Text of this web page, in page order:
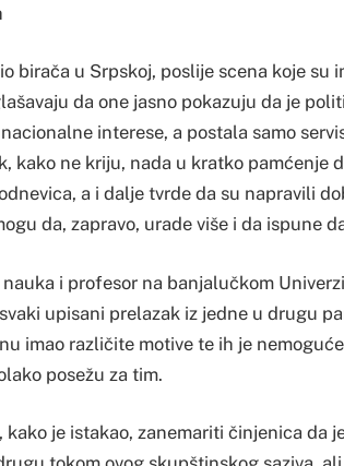
birača u Srpskoj, poslije scena koje su
da one jasno pokazuju da je
interese, a postala samo
kako ne kriju, nada u kratko pamćenje
a i dalje tvrde da su napravili
da, zapravo, urade više i da ispune
i profesor na banjalučkom
upisani prelazak iz jedne u drugu
imao različite motive te ih je
posežu za tim.
kako je istakao, zanemariti činjenica da